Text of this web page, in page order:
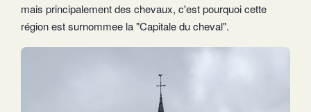
mais principalement des chevaux, c'est pourquoi cette
région est surnommee la "Capitale du cheval".